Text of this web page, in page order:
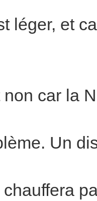
léger, et
car la
Un